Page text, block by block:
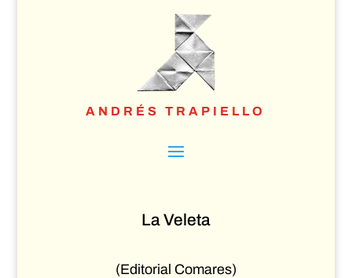
ANDRÉS TRAPIELLO
La Veleta
(Editorial Comares)